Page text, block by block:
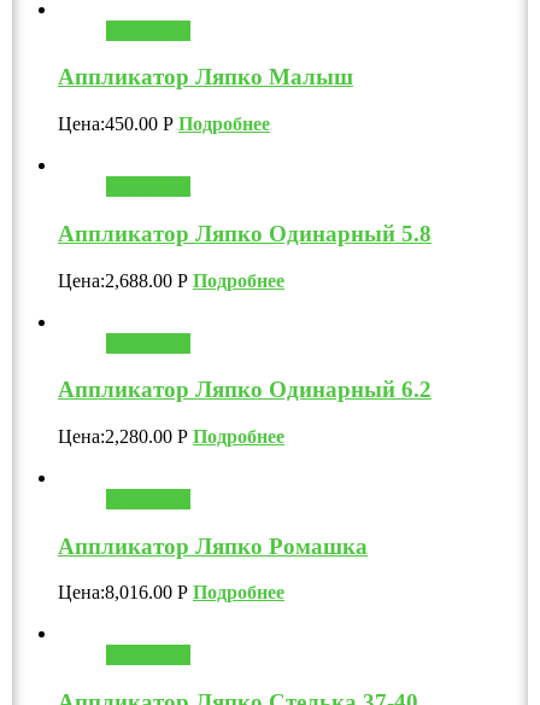
Аппликатор Ляпко Малыш
Цена:450.00 Р Подробнее
Аппликатор Ляпко Одинарный 5.8
Цена:2,688.00 Р Подробнее
Аппликатор Ляпко Одинарный 6.2
Цена:2,280.00 Р Подробнее
Аппликатор Ляпко Ромашка
Цена:8,016.00 Р Подробнее